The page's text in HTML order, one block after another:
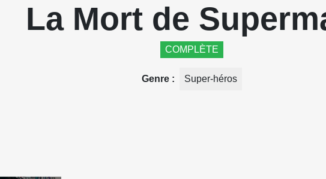
Genres Comics Genres Manga
La Mort de
COMPLÈTE
Genre Super-héros